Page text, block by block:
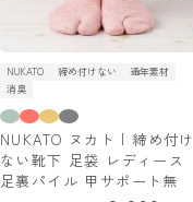
NUKATO 締め付けない
通年素材
消臭
NUKATO ヌカト | 締め付け
ない靴下 足袋 レディース
足裏パイル 甲サポート無